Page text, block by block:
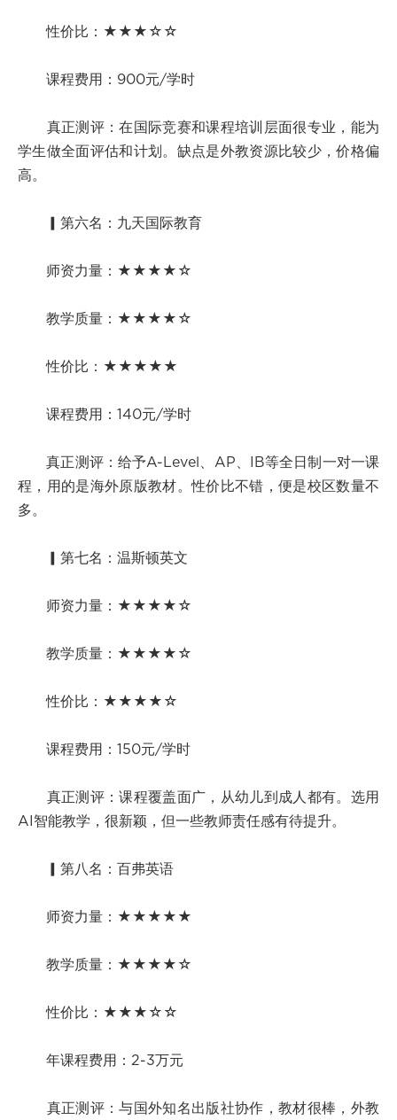
性价比：★★★☆☆
课程费用：900元/学时
真正测评：在国际竞赛和课程培训层面很专业，能为
学生做全面评估和计划。缺点是外教资源比较少，价格偏
高。
▎第六名：九天国际教育
师资力量：★★★★☆
教学质量：★★★★☆
性价比：★★★★★
课程费用：140元/学时
真正测评：给予A-Level、AP、IB等全日制一对一课
程，用的是海外原版教材。性价比不错，便是校区数量不
多。
▎第七名：温斯顿英文
师资力量：★★★★☆
教学质量：★★★★☆
性价比：★★★★☆
课程费用：150元/学时
真正测评：课程覆盖面广，从幼儿到成人都有。选用
AI智能教学，很新颖，但一些教师责任感有待提升。
▎第八名：百弗英语
师资力量：★★★★★
教学质量：★★★★☆
性价比：★★★☆☆
年课程费用：2-3万元
真正测评：与国外知名出版社协作，教材很棒，外教